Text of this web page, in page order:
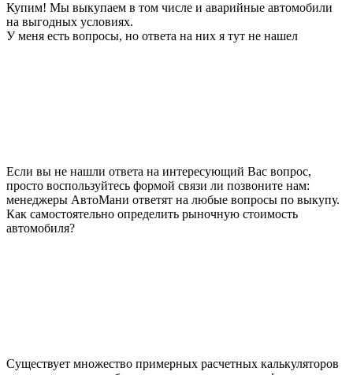
Купим! Мы выкупаем в том числе и аварийные автомобили
на выгодных условиях.
У меня есть вопросы, но ответа на них я тут не нашел
Если вы не нашли ответа на интересующий Вас вопрос,
просто воспользуйтесь формой связи ли позвоните нам:
менеджеры АвтоМани ответят на любые вопросы по выкупу.
Как самостоятельно определить рыночную стоимость
автомобиля?
Существует множество примерных расчетных калькуляторов